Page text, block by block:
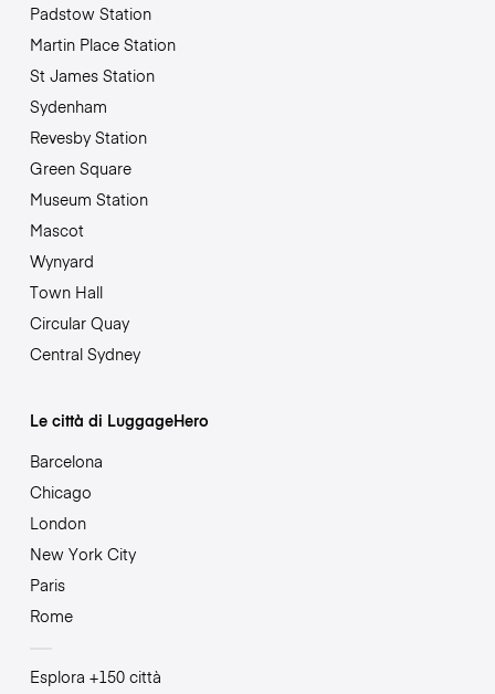
Padstow Station
Martin Place Station
St James Station
Sydenham
Revesby Station
Green Square
Museum Station
Mascot
Wynyard
Town Hall
Circular Quay
Central Sydney
Le città di LuggageHero
Barcelona
Chicago
London
New York City
Paris
Rome
Esplora +150 città